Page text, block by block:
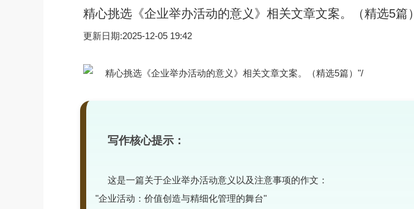
精心挑选《企业举办活动的意义》相关文章文案。（精选5篇）
更新日期:2025-12-05 19:42
写作核心提示：
这是一篇关于企业举办活动意义以及注意事项的作文：
"企业活动：价值创造与精细化管理的舞台"